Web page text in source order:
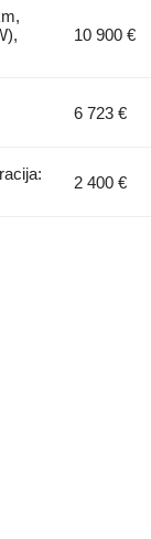
10 900 €
6 723 €
2 400 €